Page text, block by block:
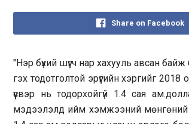
Share on Facebook
"Нэр бүхий шүүгч нар хахууль авсан
гэх тодотголтой эрүүгийн хэргийг
үүсвэр нь тодорхойгүй 1.4 сая
мэдээлэлд ийм хэмжээний мөнгөний